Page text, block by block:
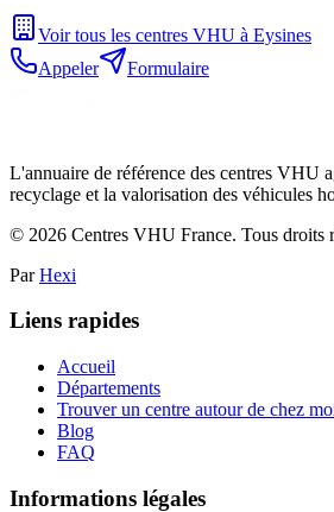
Voir tous les centres VHU à Eysines
Appeler
Formulaire
L'annuaire de référence des centres VHU
recyclage et la valorisation des véhicules
© 2026 Centres VHU France. Tous droits
Par Hexi
Liens rapides
Accueil
Départements
Trouver un centre autour de chez
Blog
FAQ
Informations légales